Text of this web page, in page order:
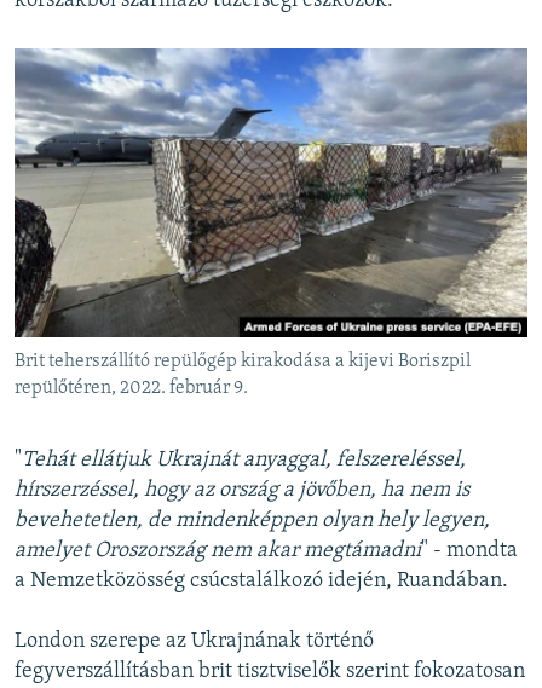
Brit teherszállító repülőgép kirakodása a kijevi Boriszpil
repülőtéren, 2022. február 9.
"Tehát ellátjuk Ukrajnát anyaggal, felszereléssel,
hírszerzéssel, hogy az ország a jövőben, ha nem is
bevehetetlen, de mindenképpen olyan hely legyen,
amelyet Oroszország nem akar megtámadni" - mondta
a Nemzetközösség csúcstalálkozó idején, Ruandában.
London szerepe az Ukrajnának történő
fegyverszállításban brit tisztviselők szerint fokozatosan